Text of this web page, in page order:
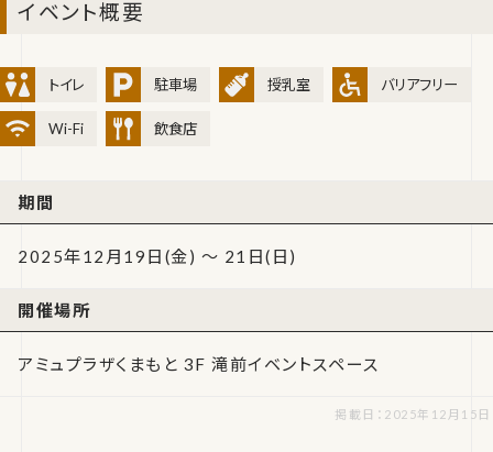
イベント概要
トイレ 駐車場 授乳室 バリアフリー
Wi-Fi 飲食店
期間
2025年12月19日(金) ～ 21日(日)
開催場所
アミュプラザくまもと 3F 滝前イベントスペース
掲載日：2025年12月15日